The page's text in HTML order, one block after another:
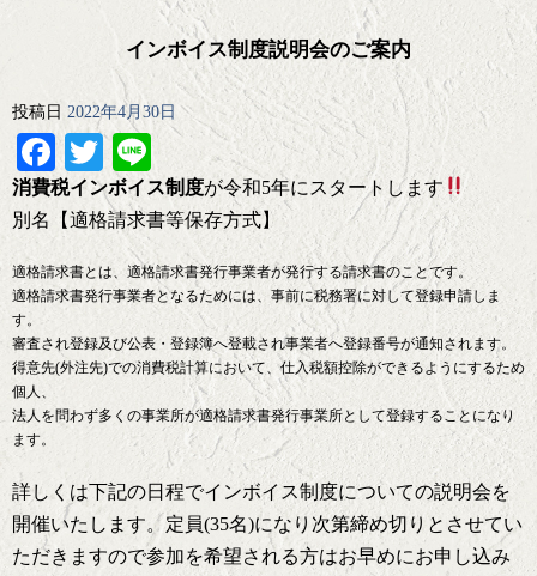
インボイス制度説明会のご案内
投稿日 2022年4月30日
Facebook
Twitter
Line
消費税インボイス制度が令和5年にスタートします
別名【適格請求書等保存方式】
適格請求書とは、適格請求書発行事業者が発行する請求書のことです。
適格請求書発行事業者となるためには、事前に税務署に対して登録申請しま
す。
審査され登録及び公表・登録簿へ登載され事業者へ登録番号が通知されます。
得意先(外注先)での消費税計算において、仕入税額控除ができるようにするため
個人、
法人を問わず多くの事業所が適格請求書発行事業所として登録することになり
ます。
詳しくは下記の日程でインボイス制度についての説明会を
開催いたします。定員(35名)になり次第締め切りとさせてい
ただきますので参加を希望される方はお早めにお申し込み